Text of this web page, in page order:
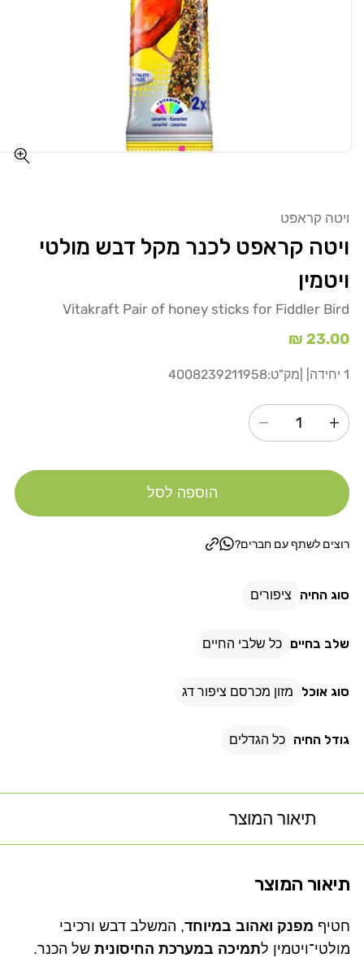
ויטה קראפט
ויטה קראפט לכנר מקל דבש מולטי
ויטמין
Vitakraft Pair of honey sticks for Fiddler Bird
מחיר
רגיל
23.00 ₪
1 יחידה מק"ט:4008239211958
הגדל
עבור
קראפט
לכנר
הקטנת
קראפט
לכנר
הוספה לסל
רוצים לשתף עם חברים?
סוג החיה ציפורים
שלב בחיים כל שלבי החיים
סוג אוכל מזון מכרסם ציפור דג
גודל החיה כל הגדלים
תיאור המוצר
תיאור המוצר
חטיף מפנק ואהוב במיוחד, המשלב דבש ורכיבי
מולטי־ויטמין לתמיכה במערכת החיסוניתשל הכנר.